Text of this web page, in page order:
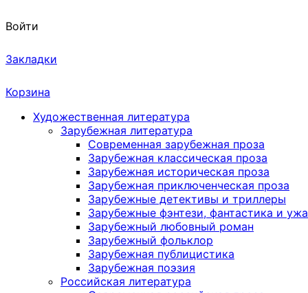
Войти
Закладки
Корзина
Художественная литература
Зарубежная литература
Современная зарубежная проза
Зарубежная классическая проза
Зарубежная историческая проза
Зарубежная приключенческая проза
Зарубежные детективы и триллеры
Зарубежные фэнтези, фантастика и
Зарубежный любовный роман
Зарубежный фольклор
Зарубежная публицистика
Зарубежная поэзия
Российская литература